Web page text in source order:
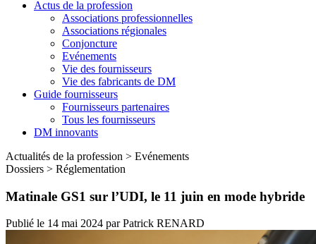
Actus de la profession
Associations professionnelles
Associations régionales
Conjoncture
Evénements
Vie des fournisseurs
Vie des fabricants de DM
Guide fournisseurs
Fournisseurs partenaires
Tous les fournisseurs
DM innovants
Actualités de la profession > Evénements
Dossiers > Réglementation
Matinale GS1 sur l’UDI, le 11 juin en mode hybride
Publié le 14 mai 2024 parPatrick RENARD